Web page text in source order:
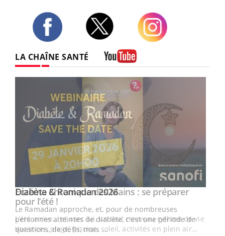
LA CHAÎNE SANTÉ
Youtube
Diabète & Ramadan 2026Youtube
Le Ramadan approche, et, pour de nombreuses
personnes atteintes de diabète, c'est une période de
questions, de défis, mais ...